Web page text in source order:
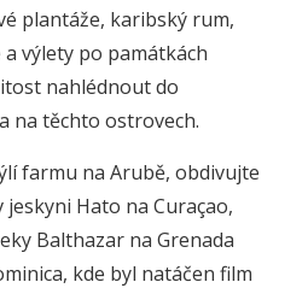
plantáže, karibský rum,
výlety po památkách
nahlédnout do
na těchto ostrovech.
farmu na Arubě, obdivujte
Hato na Curaçao,
Balthazar na Grenada
kde byl natáčen film